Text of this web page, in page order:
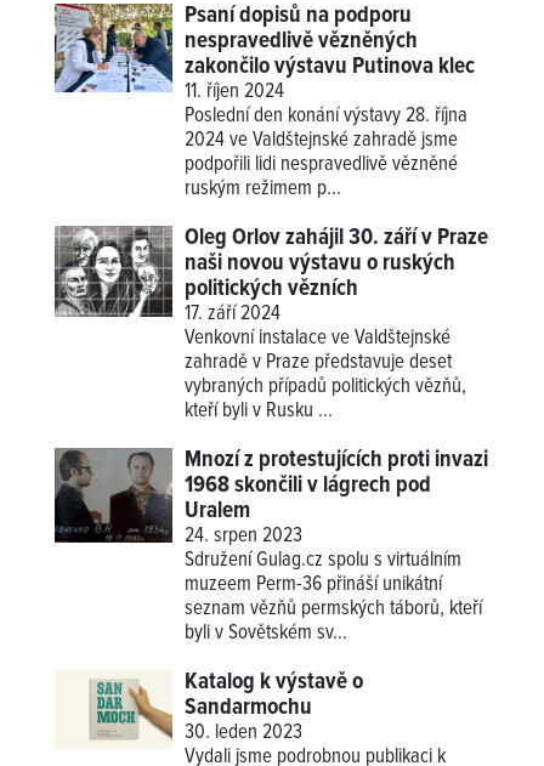
Psaní dopisů na podporu
nespravedlivě vězněných
zakončilo výstavu Putinova klec
11. říjen 2024
Poslední den konání výstavy 28. října
2024 ve Valdštejnské zahradě jsme
podpořili lidi nespravedlivě vězněné
ruským režimem p...
Oleg Orlov zahájil 30. září v Praze
naši novou výstavu o ruských
politických vězních
17. září 2024
Venkovní instalace ve Valdštejnské
zahradě v Praze představuje deset
vybraných případů politických vězňů,
kteří byli v Rusku ...
Mnozí z protestujících proti invazi
1968 skončili v lágrech pod
Uralem
24. srpen 2023
Sdružení Gulag.cz spolu s virtuálním
muzeem Perm-36 přináší unikátní
seznam vězňů permských táborů, kteří
byli v Sovětském sv...
Katalog k výstavě o
Sandarmochu
30. leden 2023
Vydali jsme podrobnou publikaci k